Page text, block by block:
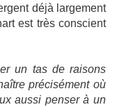
déjà largement
est très conscient
un tas de raisons
précisément où
aussi penser à un